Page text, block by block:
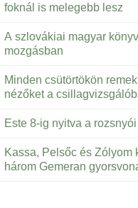
foknál is melegebb lesz
A szlovákiai magyar
mozgásban
Minden csütörtökön
nézőket a
Este 8-ig nyitva a rozsnyói
Kassa, Pelsőc és Zólyom
három Gemeran